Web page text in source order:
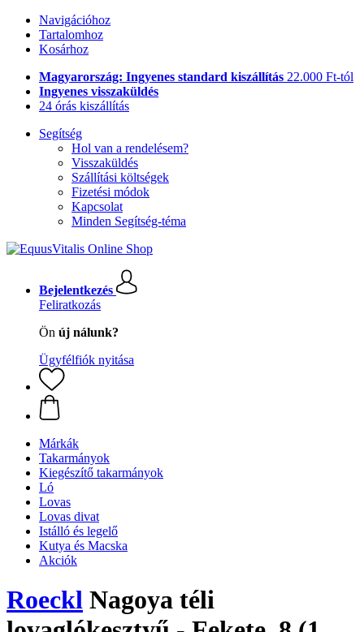
Navigációhoz
Tartalomhoz
Kosárhoz
Magyarország: Ingyenes standard kiszállítás 22.000 Ft-tól
Ingyenes visszaküldés
24 órás kiszállítás
Segítség
Hol van a rendelésem?
Visszaküldés
Szállítási költségek
Fizetési módok
Kapcsolat
Minden Segítség-téma
Bejelentkezés
Feliratkozás
Ön új nálunk?
Ügyfélfiók nyitása
Márkák
Takarmányok
Kiegészítő takarmányok
Ló
Lovas
Lovas divat
Istálló és legelő
Kutya és Macska
Akciók
Roeckl Nagoya téli